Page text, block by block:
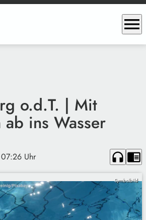
menu
o.d.T. | Mit
ab ins Wasser
07:26 Uhr headphones chrome_reader_mode
Symbolbild